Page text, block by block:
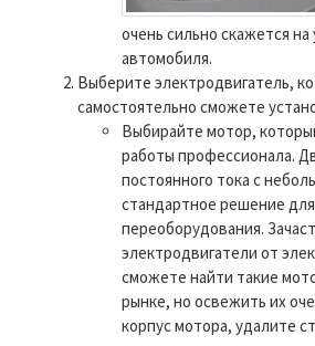
очень сильно скажется
автомобиля.
Выберите электродвигатель,
самостоятельно сможете
Выбирайте мотор,
работы профессионала.
постоянного тока с
стандартное решение
переоборудования.
электродвигатели от
сможете найти такие
рынке, но освежить их
корпус мотора, удалите